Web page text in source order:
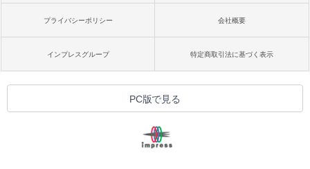
プライバシーポリシー 会社概要
インプレスグループ 特定商取引法に基づく表示
PC版で見る